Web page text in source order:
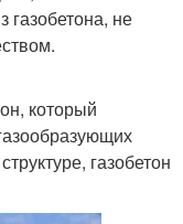
газобетона, не
который
газобетон